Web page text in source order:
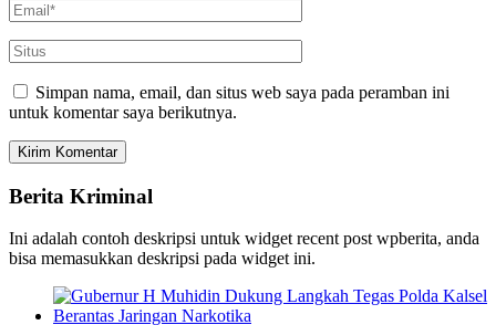
Simpan nama, email, dan situs web saya pada peramban ini
untuk komentar saya berikutnya.
Berita Kriminal
Ini adalah contoh deskripsi untuk widget recent post wpberita, anda
bisa memasukkan deskripsi pada widget ini.